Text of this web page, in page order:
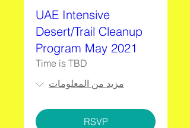
UAE Intensive
Desert/Trail Cleanup
Program May 2021
Time is TBD
مزيد من المعلومات
RSVP